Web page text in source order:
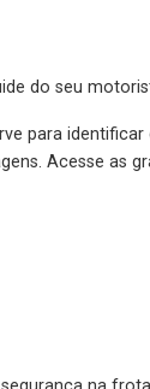
do seu
para
Acesse as
na frota